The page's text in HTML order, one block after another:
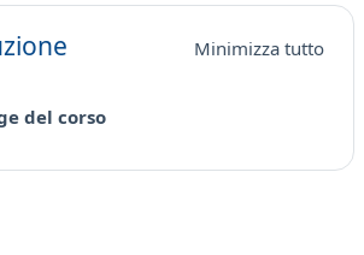
sezione
Minimizza tutto
del corsoURL